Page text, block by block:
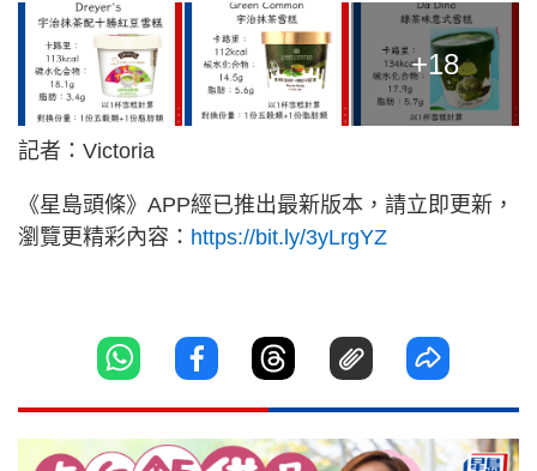
+18
記者：Victoria
《星島頭條》APP經已推出最新版本，請立即更新，
瀏覽更精彩內容： https://bit.ly/3yLrgYZ